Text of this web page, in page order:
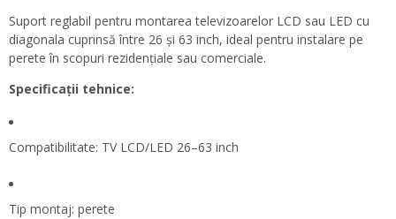
Suport reglabil pentru montarea televizoarelor LCD sau LED cu
diagonala cuprinsă între 26 și 63 inch, ideal pentru instalare pe
perete în scopuri rezidențiale sau comerciale.
Specificații tehnice:
Compatibilitate: TV LCD/LED 26–63 inch
Tip montaj: perete